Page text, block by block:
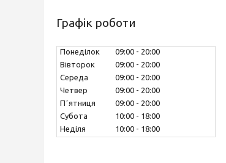
Графік роботи
Понеділок 09:00
20:00
Вівторок
09:00
20:00
Середа
09:00
20:00
Четвер
09:00
20:00
Пʼятниця
09:00
20:00
Субота
10:00
18:00
Неділя
10:00 18:00